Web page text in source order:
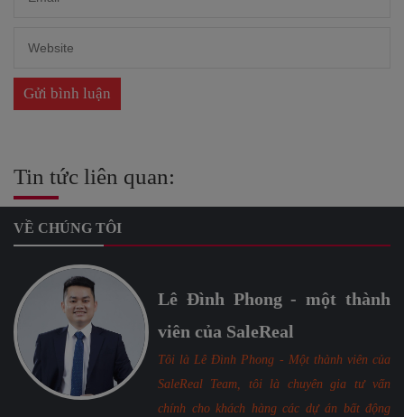
Tin tức liên quan:
VỀ CHÚNG TÔI
Lê Đình Phong - một thành
viên của SaleReal
Tôi là Lê Đình Phong - Một thành viên của
SaleReal Team, tôi là chuyên gia tư vấn
chính cho khách hàng các dự án bất động